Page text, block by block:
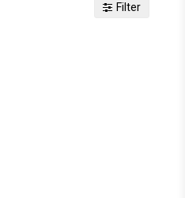
Filter